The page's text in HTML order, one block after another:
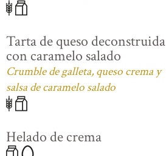
Tarta de queso deconstruida
con caramelo salado
Crumble de galleta, queso crema y
salsa de caramelo salado
Helado de crema